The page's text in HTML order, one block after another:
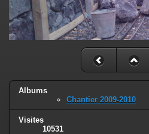
Albums
Chantier 2009-2010
Visites
10531